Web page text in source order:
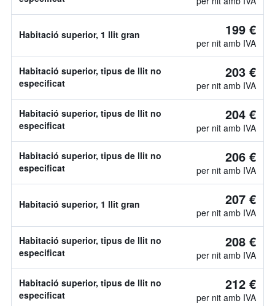
Habitació superior, 1 llit gran 199 €
per nit amb IVA
Habitació superior, tipus de llit no
especificat
203 €
per nit amb IVA
Habitació superior, tipus de llit no
especificat
204 €
per nit amb IVA
Habitació superior, tipus de llit no
especificat
206 €
per nit amb IVA
Habitació superior, 1 llit gran 207 €
per nit amb IVA
Habitació superior, tipus de llit no
especificat
208 €
per nit amb IVA
Habitació superior, tipus de llit no
especificat
212 €
per nit amb IVA